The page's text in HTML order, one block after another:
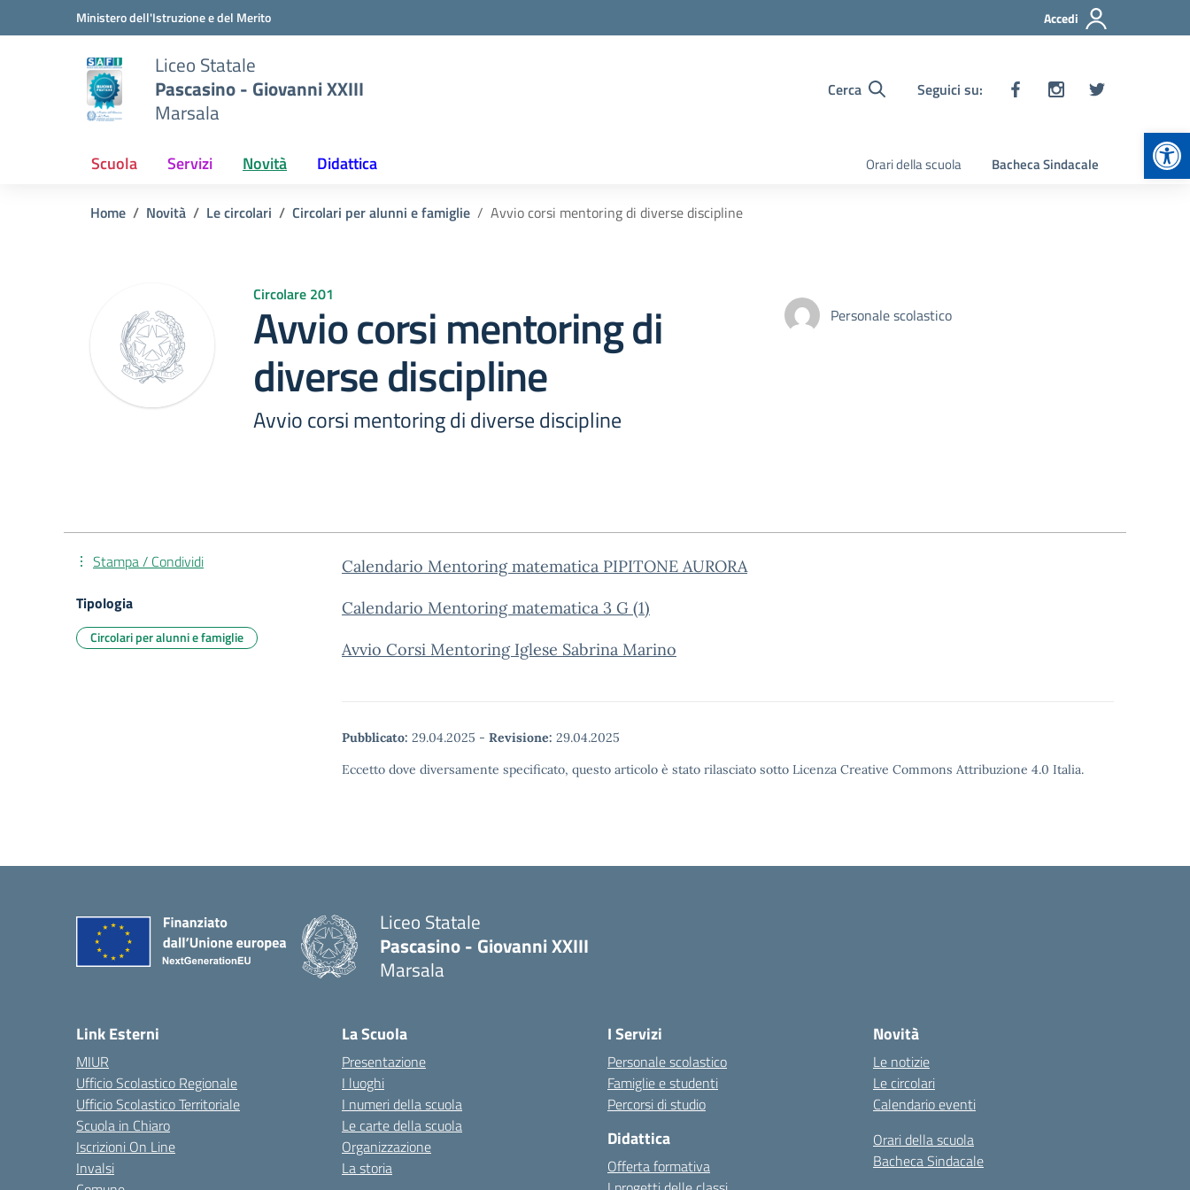
Vai ai contenuti
Vai al menu di navigazioneMinistero dell'Istruzione e del Merito Accedi
Liceo Statale
Pascasino - Giovanni XXIII
Marsala
Cerca Seguici su:
Scuola Servizi Novità Didattica Orari della scuola Bacheca Sindacale
Home Novità Le circolari Circolari per alunni e famiglie Avvio corsi mentoring di diverse discipline
Circolare 201
Avvio corsi mentoring di
diverse discipline
Avvio corsi mentoring di diverse discipline
Personale scolastico
Calendario Mentoring matematica PIPITONE AURORA
Calendario Mentoring matematica 3 G (1)
Avvio Corsi Mentoring Iglese Sabrina Marino
Pubblicato: 29.04.2025 - Revisione: 29.04.2025
Eccetto dove diversamente specificato, questo articolo è stato rilasciato sotto Licenza Creative Commons Attribuzione 4.0 Italia.
Stampa / Condividi
Tipologia
Circolari per alunni e famiglie
Liceo Statale
Pascasino - Giovanni XXIII
Marsala
Link Esterni
MIUR
Ufficio Scolastico Regionale
Ufficio Scolastico Territoriale
Scuola in Chiaro
Iscrizioni On Line
Invalsi
La Scuola
Presentazione
I luoghi
I numeri della scuola
Le carte della scuola
Organizzazione
La storia
I Servizi
Personale scolastico
Famiglie e studenti
Percorsi di studio
Didattica
Offerta formativa
Novità
Le notizie
Le circolari
Calendario eventi
Orari della scuola
Bacheca Sindacale